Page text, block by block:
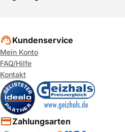
Kundenservice
Mein Konto
FAQ/Hilfe
Kontakt
Zahlungsarten